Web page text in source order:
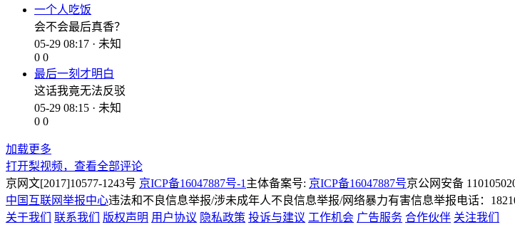
一个人吃饭
会不会最后真香？
05-29 08:17 · 未知
0 0
最后一刻才明白
这话我竟无法反驳
05-29 08:15 · 未知
0 0
加载更多
打开梨视频，查看全部评论
京网文[2017]10577-1243号 京ICP备16047887号-1 主体备案号: 京ICP备16047887号京公网安备
中国互联网举报中心违法和不良信息举报/涉未成年人不良信息举报/网络暴力有害信息举报电话：
关于我们
联系我们 版权声明 用户协议 隐私政策 投诉与建议 工作机会 广告服务 合作伙伴 关注我们